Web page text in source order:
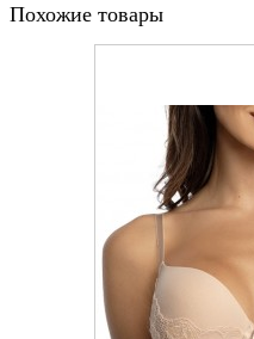
Похожие товары